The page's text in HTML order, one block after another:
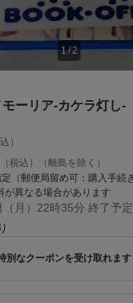
1/2
ーリア-カケラ灯し-
）
（税込）（離島を除く）
が異なる場合があります
（月）22時35分 終了予定
別なクーポンを受け取れます